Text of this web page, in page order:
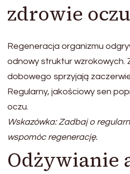
zdrowie oczu
Regeneracja organizmu
odnowy struktur wzrokowych.
dobowego sprzyjają
Regularny, jakościowy sen
oczu.
Wskazówka: Zadbaj o
wspomóc regenerację.
Odżywianie